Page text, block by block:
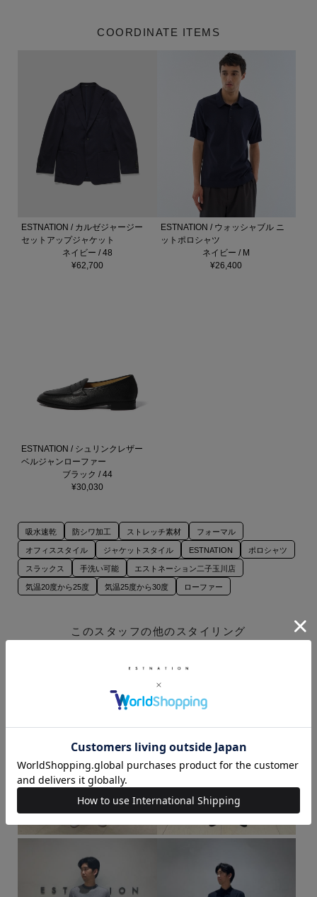
COORDINATE ITEMS
ESTNATION / カルゼジャージー
セットアップジャケット
ネイビー / 48
¥62,700
ESTNATION / ウォッシャブル ニ
ットポロシャツ
ネイビー / M
¥26,400
ESTNATION / シュリンクレザー
ベルジャンローファー
ブラック / 44
¥30,030
吸水速乾 防シワ加工 ストレッチ素材 フォーマル
オフィススタイル ジャケットスタイル ESTNATION ポロシャツ
スラックス 手洗い可能 エストネーション二子玉川店
気温20度から25度 気温25度から30度 ローファー
このスタッフの他のスタイリング